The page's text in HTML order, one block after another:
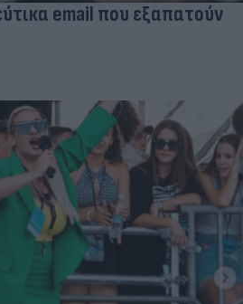
email που εξαπατούν